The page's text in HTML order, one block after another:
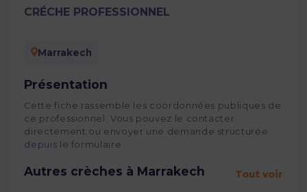
CRÉCHE PROFESSIONNEL
Marrakech
Présentation
Cette fiche rassemble les coordonnées publiques de
ce professionnel. Vous pouvez le contacter
directement ou envoyer une demande structurée
depuis le formulaire.
Autres crèches à Marrakech Tout voir